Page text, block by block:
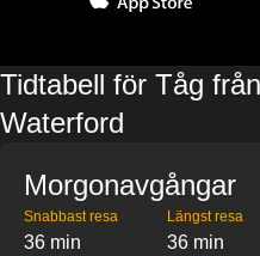
Tidtabell för Tåg
Waterford
Morgonavgångar
Snabbast resa
36 min
Längst resa
36 min